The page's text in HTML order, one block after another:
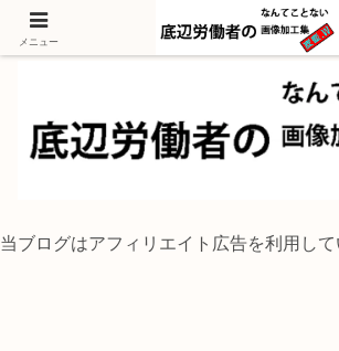
独身底辺おじさんが風景写真をイラスト風に
当ブログはアフィリエイト広告を利用して
メニュー